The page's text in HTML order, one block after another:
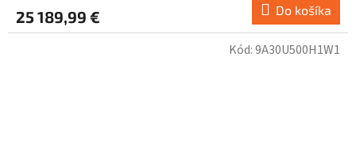
25 189,99 € Do košíka
Kód:9A30U500H1W1